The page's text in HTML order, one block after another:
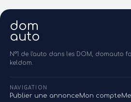
dom
auto
N°1 de l'auto dans les DOM, domauto
keldom.
NAVIGATION
Publier une annonceMon compte